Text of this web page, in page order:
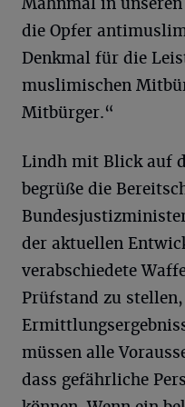
die Opfer
Denkmal für die
muslimischen
Mitbürger.“
Lindh mit Blick auf
begrüße die
der aktuellen
verabschiedete
Prüfstand zu
müssen alle
dass gefährliche